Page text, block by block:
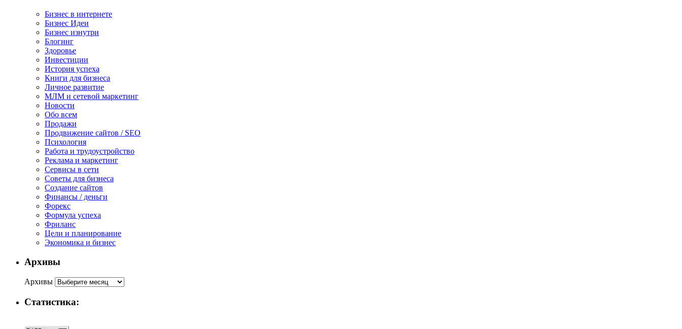
Бизнес в интернете
Бизнес Идеи
Бизнес изнутри
Блогинг
Здоровье
Инвестиции
История успеха
Книги для бизнеса
Личное развитие
МЛМ и сетевой маркетинг
Новости
Обо всем
Продажи
Продвижение сайтов / SEO
Психология
Работа и трудоустройство
Реклама и маркетинг
Сервисы в сети
Советы для бизнеса
Создание сайтов
Финансы / деньги
Форекс
Формула успеха
Фриланс
Цели и планирование
Экономика и бизнес
Архивы
Архивы
Статистика: